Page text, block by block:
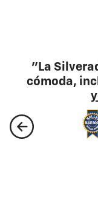
"…ofrece el
fecha de